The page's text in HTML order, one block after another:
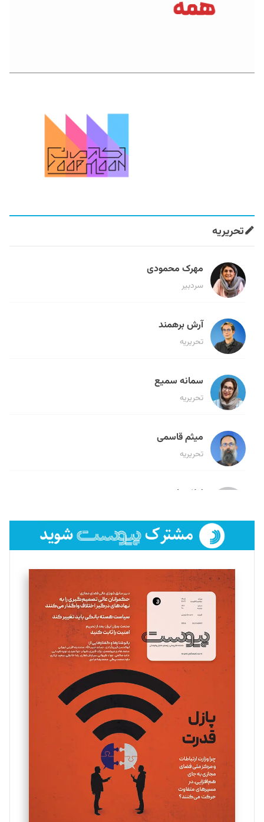
تحریریه
مهرک محمودی
سردبیر
آرش برهمند
تحریریه
سمانه سمیع
تحریریه
میثم قاسمی
تحریریه
لیلا حنارود
فائزه فتحی رستمی
تحریریه
سروش کرمیان
تحریریه
مینا پاکدل
یسنا امان‌پور
تحریریه
ملینا جعفری
تحریریه